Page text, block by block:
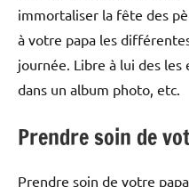
immortaliser la fête des
à votre papa les
journée. Libre à lui des les
dans un album photo, etc.
Prendre soin de
Prendre soin de votre